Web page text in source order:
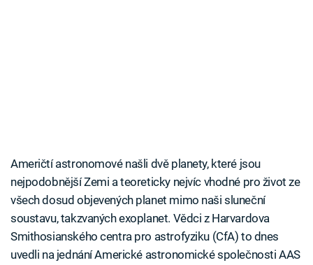
Američtí astronomové našli dvě planety, které jsou
nejpodobnější Zemi a teoreticky nejvíc vhodné pro život ze
všech dosud objevených planet mimo naši sluneční
soustavu, takzvaných exoplanet. Vědci z Harvardova
Smithosianského centra pro astrofyziku (CfA) to dnes
uvedli na jednání Americké astronomické společnosti AAS